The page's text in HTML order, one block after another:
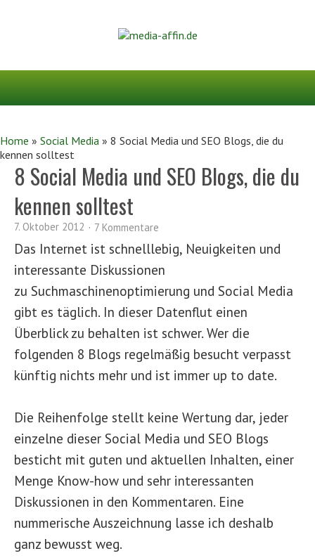
Home » Social Media » 8 Social Media und SEO Blogs, die du
kennen solltest
8 Social Media und SEO Blogs, die du
kennen solltest
7. Oktober 2012 7 Kommentare
Das Internet ist schnelllebig, Neuigkeiten und
interessante Diskussionen
zu Suchmaschinenoptimierung und Social Media
gibt es täglich. In dieser Datenflut einen
Überblick zu behalten ist schwer. Wer die
folgenden 8 Blogs regelmäßig besucht verpasst
künftig nichts mehr und ist immer up to date.
Die Reihenfolge stellt keine Wertung dar, jeder
einzelne dieser Social Media und SEO Blogs
besticht mit guten und aktuellen Inhalten, einer
Menge Know-how und sehr interessanten
Diskussionen in den Kommentaren. Eine
nummerische Auszeichnung lasse ich deshalb
ganz bewusst weg.